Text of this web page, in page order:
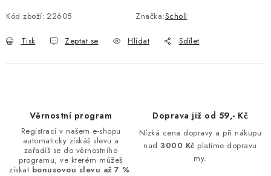
Kód zboží: 22605 Značka:Scholl
Tisk Zeptat se Hlídat Sdílet
Věrnostní program
Registrací v našem e-shopu
automaticky získáš slevu a
zařadíš se do věrnostního
programu, ve kterém můžeš
získat bonusovou slevu až 7 %.
Doprava již od 59,- Kč
Nízká cena dopravy a při nákupu
nad3000 Kč platíme dopravu
my.